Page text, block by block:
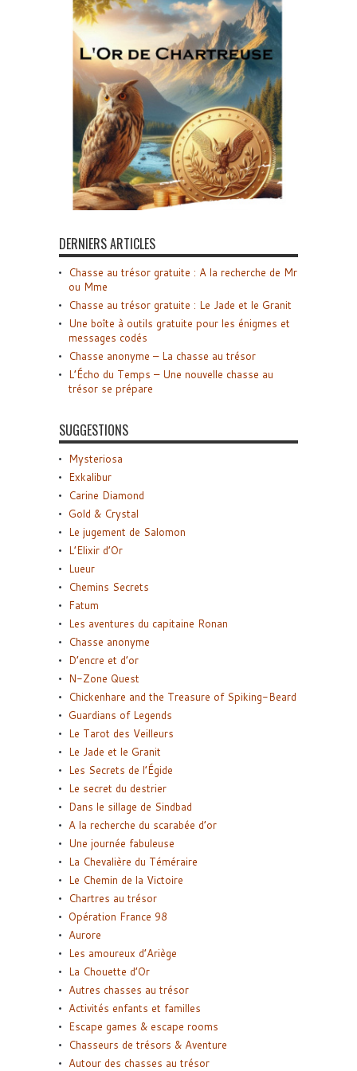
DERNIERS ARTICLES
Chasse au trésor gratuite : A la recherche de Mr
ou Mme
Chasse au trésor gratuite : Le Jade et le Granit
Une boîte à outils gratuite pour les énigmes et
messages codés
Chasse anonyme – La chasse au trésor
L’Écho du Temps – Une nouvelle chasse au
trésor se prépare
SUGGESTIONS
Mysteriosa
Exkalibur
Carine Diamond
Gold & Crystal
Le jugement de Salomon
L’Elixir d’Or
Lueur
Chemins Secrets
Fatum
Les aventures du capitaine Ronan
Chasse anonyme
D’encre et d’or
N-Zone Quest
Chickenhare and the Treasure of Spiking-Beard
Guardians of Legends
Le Tarot des Veilleurs
Le Jade et le Granit
Les Secrets de l’Égide
Le secret du destrier
Dans le sillage de Sindbad
A la recherche du scarabée d’or
Une journée fabuleuse
La Chevalière du Téméraire
Le Chemin de la Victoire
Chartres au trésor
Opération France 98
Aurore
Les amoureux d’Ariège
La Chouette d’Or
Autres chasses au trésor
Activités enfants et familles
Escape games & escape rooms
Chasseurs de trésors & Aventure
Autour des chasses au trésor